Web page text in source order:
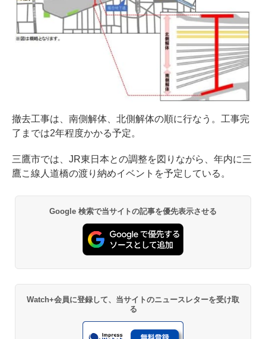
撤去工事は、南側解体、北側解体の順に行なう。工事完
了までは2年程度かかる予定。
三鷹市では、JR東日本との調整を図りながら、年内に三
鷹こ線人道橋の渡り納めイベントを予定している。
Google 検索で当サイトの記事を優先表示させる
Watch+会員に登録して、当サイトのニュースレターを受け取
る